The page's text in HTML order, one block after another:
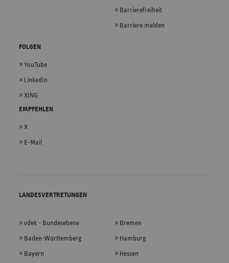
Barrierefreiheit
Barriere melden
FOLGEN
YouTube
LinkedIn
XING
EMPFEHLEN
X
E-Mail
LANDESVERTRETUNGEN
vdek - Bundesebene
Baden-Württemberg
Bayern
Bremen
Hamburg
Hessen